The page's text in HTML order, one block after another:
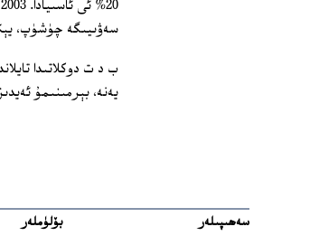
سەۋىيىگە چۈشۈپ،
ب د ت دوكلاتىدا
يەنە، بېرمىنىمۇ
سەھىپىلەر
بۆلۈملەر